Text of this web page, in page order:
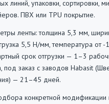
линий, упаковки, сортировки,
ПВХ или TPU покрытие.
ленты: толщина 5,3 мм,
5,5 Н/мм, температура от -
срок отгрузки — 1–3
под заказ с заводов Habasit
— 21–45 дней.
конкретной